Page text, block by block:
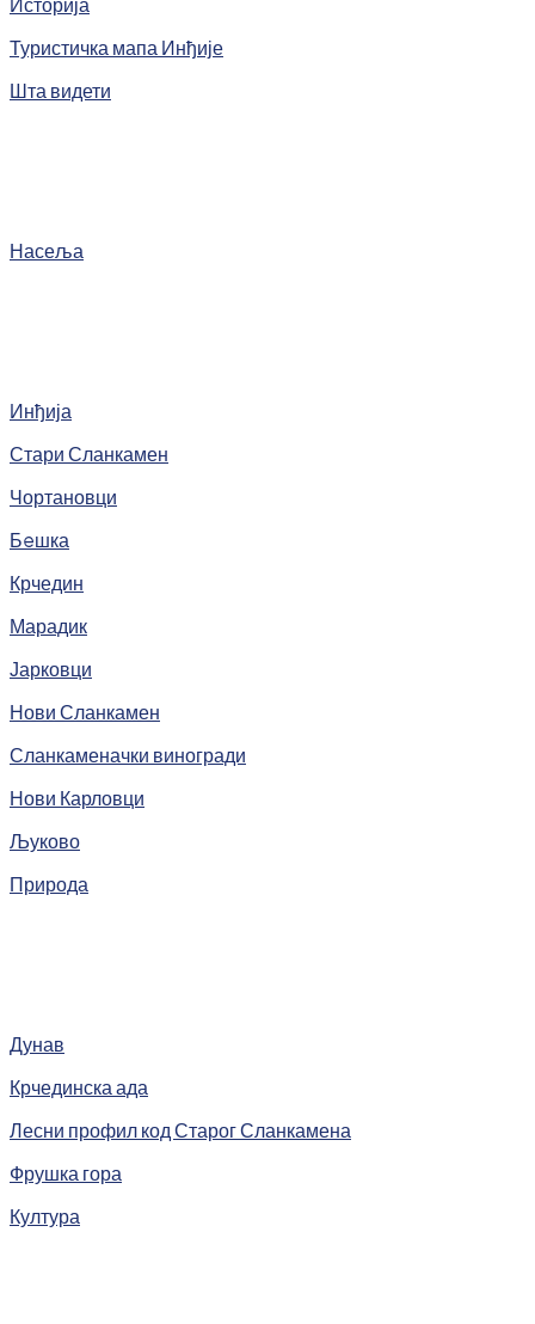
Туристичка мапа Инђије
Шта видети
Насеља
Инђија
Стари Сланкамен
Чортановци
Бeшка
Крчедин
Марадик
Јарковци
Нови Сланкамен
Сланкаменачки виногради
Нови Карловци
Љуково
Природа
Дунав
Крчединска ада
Лесни профил код Старог Сланкамена
Фрушка гора
Култура